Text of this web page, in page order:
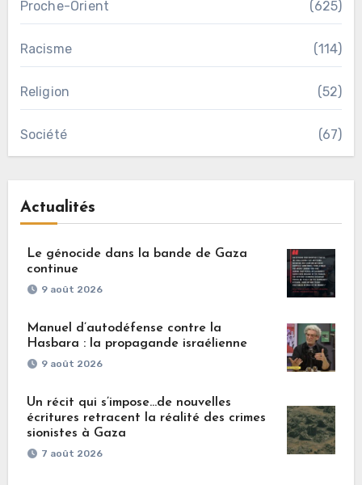
Proche-Orient (625)
Racisme (114)
Religion (52)
Société (67)
Actualités
Le génocide dans la bande de Gaza
continue
9 août 2026
Manuel d’autodéfense contre la
Hasbara : la propagande israélienne
9 août 2026
Un récit qui s’impose…de nouvelles
écritures retracent la réalité des crimes
sionistes à Gaza
7 août 2026